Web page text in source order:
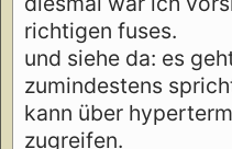
richtigen fuses.
und siehe da: es
zumindestens
kann über
zugreifen.